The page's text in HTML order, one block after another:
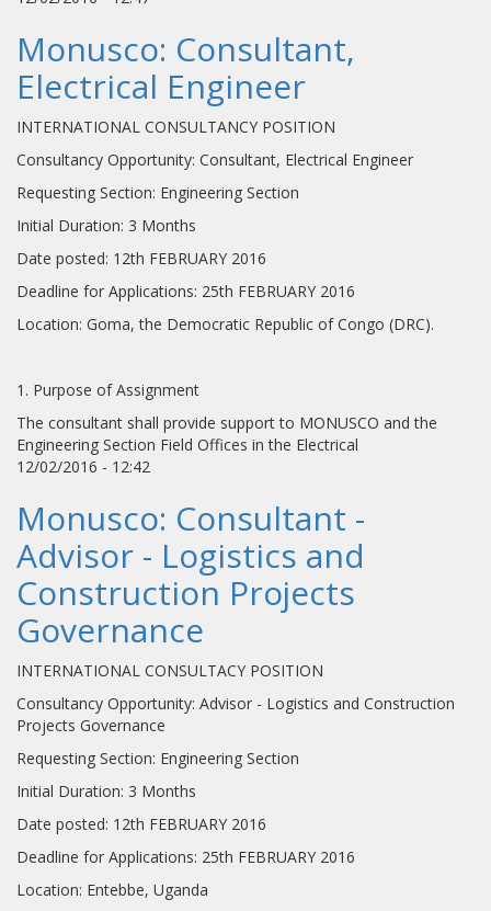
Monusco: Consultant,
Electrical Engineer
INTERNATIONAL CONSULTANCY POSITION
Consultancy Opportunity: Consultant, Electrical Engineer
Requesting Section: Engineering Section
Initial Duration: 3 Months
Date posted: 12th FEBRUARY 2016
Deadline for Applications: 25th FEBRUARY 2016
Location: Goma, the Democratic Republic of Congo (DRC).
1. Purpose of Assignment
The consultant shall provide support to MONUSCO and the
Engineering Section Field Offices in the Electrical
12/02/2016 - 12:42
Monusco: Consultant -
Advisor - Logistics and
Construction Projects
Governance
INTERNATIONAL CONSULTACY POSITION
Consultancy Opportunity: Advisor - Logistics and Construction
Projects Governance
Requesting Section: Engineering Section
Initial Duration: 3 Months
Date posted: 12th FEBRUARY 2016
Deadline for Applications: 25th FEBRUARY 2016
Location: Entebbe, Uganda